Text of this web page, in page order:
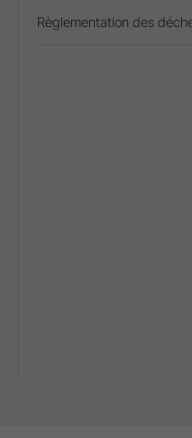
Règlementation des